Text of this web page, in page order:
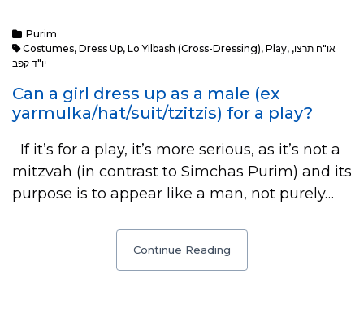
Purim
Costumes, Dress Up, Lo Yilbash (cross-Dressing), Play, או"ח תרצו,
יו"ד קפב
Can a girl dress up as a male (ex
yarmulka/hat/suit/tzitzis) for a play?
If it’s for a play, it’s more serious, as it’s not a
mitzvah (in contrast to Simchas Purim) and its
purpose is to appear like a man, not purely…
Continue Reading